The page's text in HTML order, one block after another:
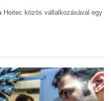
Heitec közös vállalkozásával egy